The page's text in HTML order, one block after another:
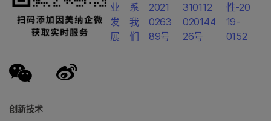
创新技术
业
发
展
系
我
们
2021
0263
89号
310112
020144
26号
性-20
19-
0152